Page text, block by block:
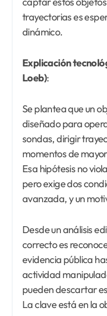
trayectorias es
dinámico.
Explicación
Loeb):
Se plantea que un
diseñado para
sondas, dirigir
momentos de
Esa hipótesis no
pero exige dos
avanzada, y un
Desde un análisis
correcto es
evidencia pública
actividad
pueden descartar
La clave está en la